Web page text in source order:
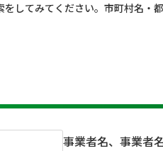
してみてください。市町村名・
事業者名、事業者